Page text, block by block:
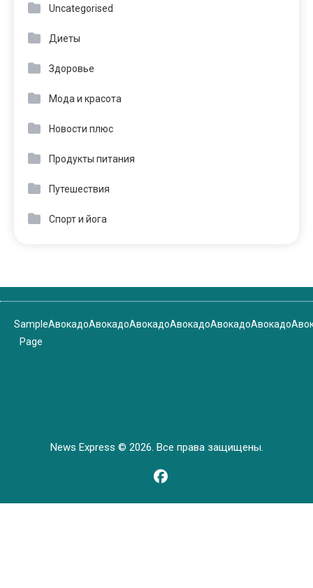
Uncategorised
Диеты
Здоровье
Мода и красота
Новости плюс
Продукты питания
Путешествия
Спорт и йога
Sample
Page
АвокадоАвокадоАвокадоАвокадоАвокадоАвокадо
News Express © 2026. Все права защищены.